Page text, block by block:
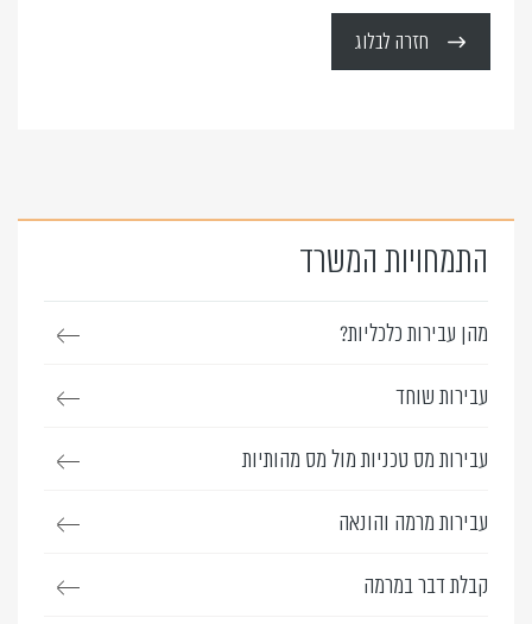
חזרה לבלוג
התמחויות המשרד
מהן עבירות כלכליות?
עבירות שוחד
עבירות מס טכניות מול מס מהותיות
עבירות מרמה והונאה
קבלת דבר במרמה